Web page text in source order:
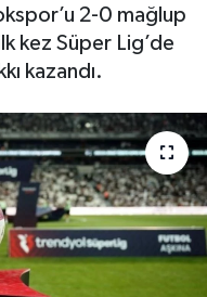
2-0 mağlup
kez Süper Lig’de
kazandı.